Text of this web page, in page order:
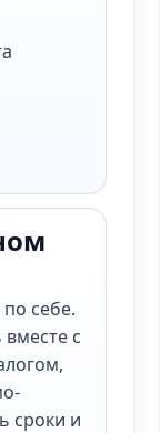
себе.
с
сроки и